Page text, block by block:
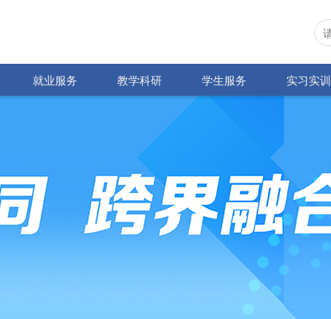
就业服务 教学科研 学生服务 实习实训